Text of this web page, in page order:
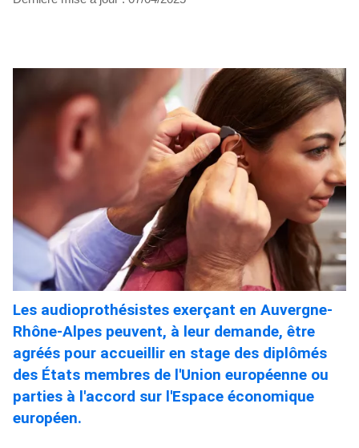
Les audioprothésistes exerçant en Auvergne-
Rhône-Alpes peuvent, à leur demande, être
agréés pour accueillir en stage des diplômés
des États membres de l'Union européenne ou
parties à l'accord sur l'Espace économique
européen.